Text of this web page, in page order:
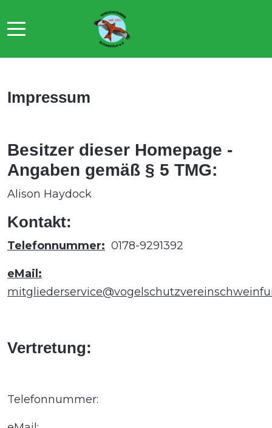
Mobile Menu Toggle
Impressum
Besitzer dieser Homepage -
Angaben gemäß § 5 TMG:
Alison Haydock
Kontakt:
Telefonnummer: 0178-9291392
eMail:
Vertretung:
Telefonnummer: